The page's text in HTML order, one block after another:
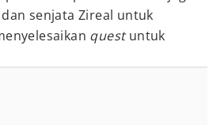
senjata Zireal untuk
questuntuk